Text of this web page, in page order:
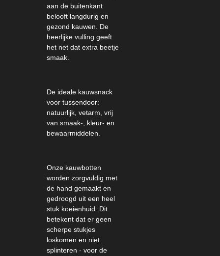
aan de buitenkant
belooft langdurig en
gezond kauwen. De
heerlijke vulling geeft
het net dat extra beetje
smaak.
De ideale kauwsnack
voor tussendoor:
natuurlijk, vetarm, vrij
van smaak-, kleur- en
bewaarmiddelen.
Onze kauwbotten
worden zorgvuldig met
de hand gemaakt en
gedroogd uit een heel
stuk koeienhuid. Dit
betekent dat er geen
scherpe stukjes
loskomen en niet
splinteren - voor de